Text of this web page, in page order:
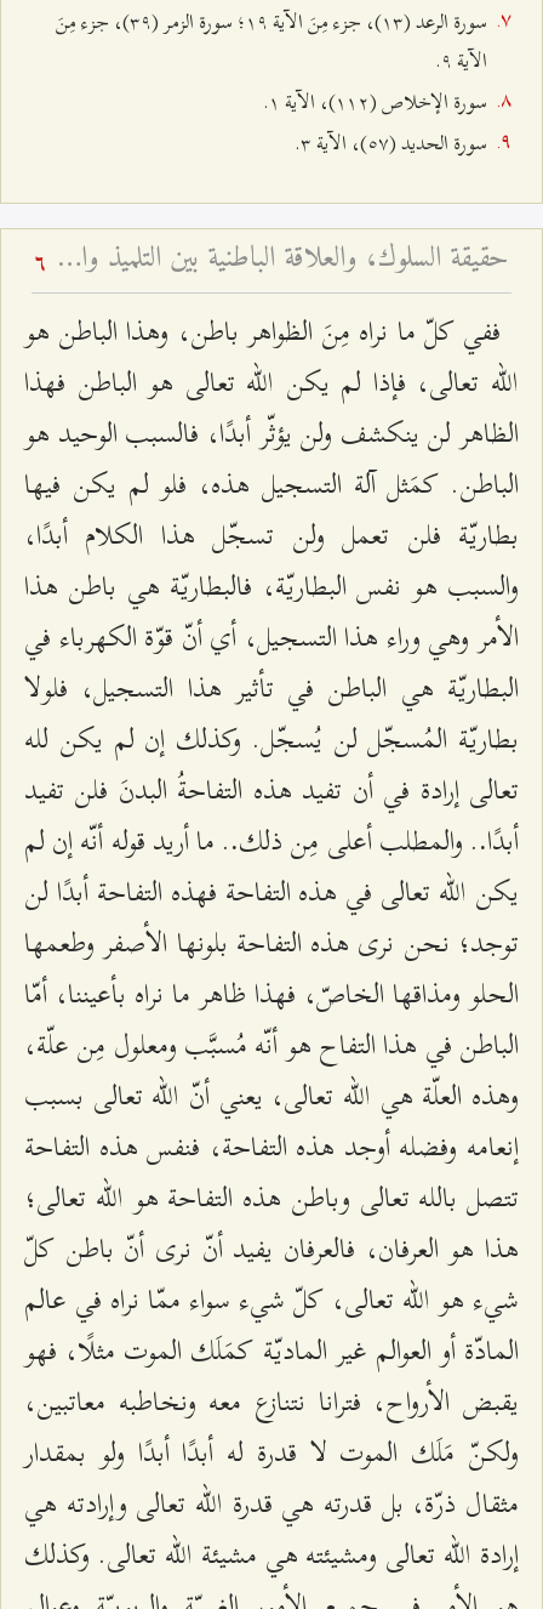
سورة الرعد (۱٣)، جزء مِنَ الآية ۱٩؛ سورة الزمر (٣٩)، جزء مِنَ
الآية ٩.
سورة الإخلاص (۱۱٢)، الآية ۱.
سورة الحديد (٥۷)، الآية ٣.
حقيقة السلوك، والعلاقة الباطنية بين التلميذ والأستاذ، و... - محاضرات جبل عامل - أسئلة وأجوبة الرجال - ج ٦ 6
ففي كلّ ما نراه مِنَ الظواهر باطن، وهذا الباطن هو
الله تعالى، فإذا لم يكن الله تعالى هو الباطن فهذا
الظاهر لن ينكشف ولن يؤثّر أبدًا، فالسبب الوحيد هو
الباطن. كمَثل آلة التسجيل هذه، فلو لم يكن فيها
بطاريّة فلن تعمل ولن تسجّل هذا الكلام أبدًا،
والسبب هو نفس البطاريّة، فالبطاريّة هي باطن هذا
الأمر وهي وراء هذا التسجيل، أي أنّ قوّة الكهرباء في
البطاريّة هي الباطن في تأثير هذا التسجيل، فلولا
بطاريّة المُسجّل لن يُسجّل. وكذلك إن لم يكن لله
تعالى إرادة في أن تفيد هذه التفاحةُ البدنَ فلن تفيد
أبدًا.. والمطلب أعلى مِن ذلك.. ما أريد قوله أنّه إن لم
يكن الله تعالى في هذه التفاحة فهذه التفاحة أبدًا لن
توجد؛ نحن نرى هذه التفاحة بلونها الأصفر وطعمها
الحلو ومذاقها الخاصّ، فهذا ظاهر ما نراه بأعيننا، أمّا
الباطن في هذا التفاح هو أنّه مُسبَّب ومعلول مِن علّة،
وهذه العلّة هي الله تعالى، يعني أنّ الله تعالى بسبب
إنعامه وفضله أوجد هذه التفاحة، فنفس هذه التفاحة
تتصل بالله تعالى وباطن هذه التفاحة هو الله تعالى؛
هذا هو العرفان، فالعرفان يفيد أنّ نرى أنّ باطن كلّ
شيء هو الله تعالى، كلّ شيء سواء ممّا نراه في عالم
المادّة أو العوالم غير الماديّة كمَلَك الموت مثلًا، فهو
يقبض الأرواح، فترانا نتنازع معه ونخاطبه معاتبين،
ولكنّ مَلَك الموت لا قدرة له أبدًا أبدًا ولو بمقدار
مثقال ذرّة، بل قدرته هي قدرة الله تعالى وإرادته هي
إرادة الله تعالى ومشيئته هي مشيئة الله تعالى. وكذلك